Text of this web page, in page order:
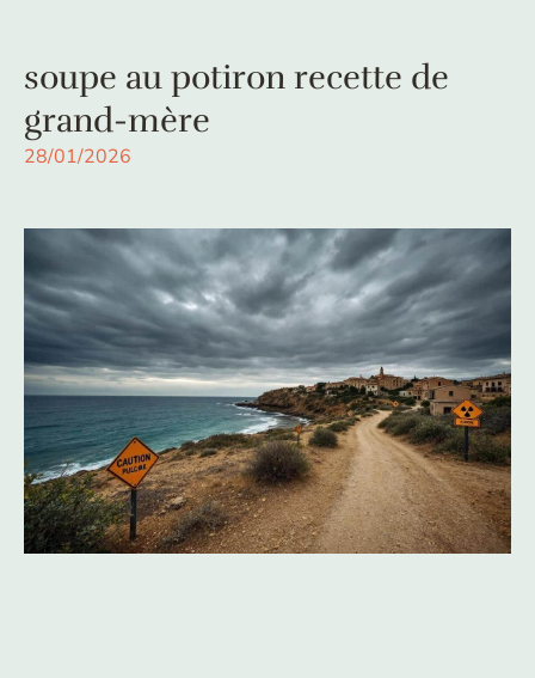
soupe au potiron recette de
grand-mère
28/01/2026